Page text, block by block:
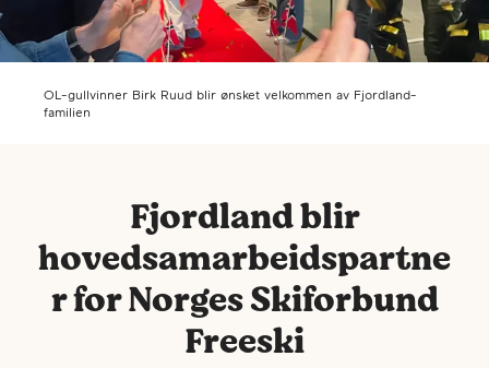
OL-gullvinner Birk Ruud blir ønsket velkommen av Fjordland-
familien
Fjordland blir
hovedsamarbeidspartne
r for Norges Skiforbund
Freeski